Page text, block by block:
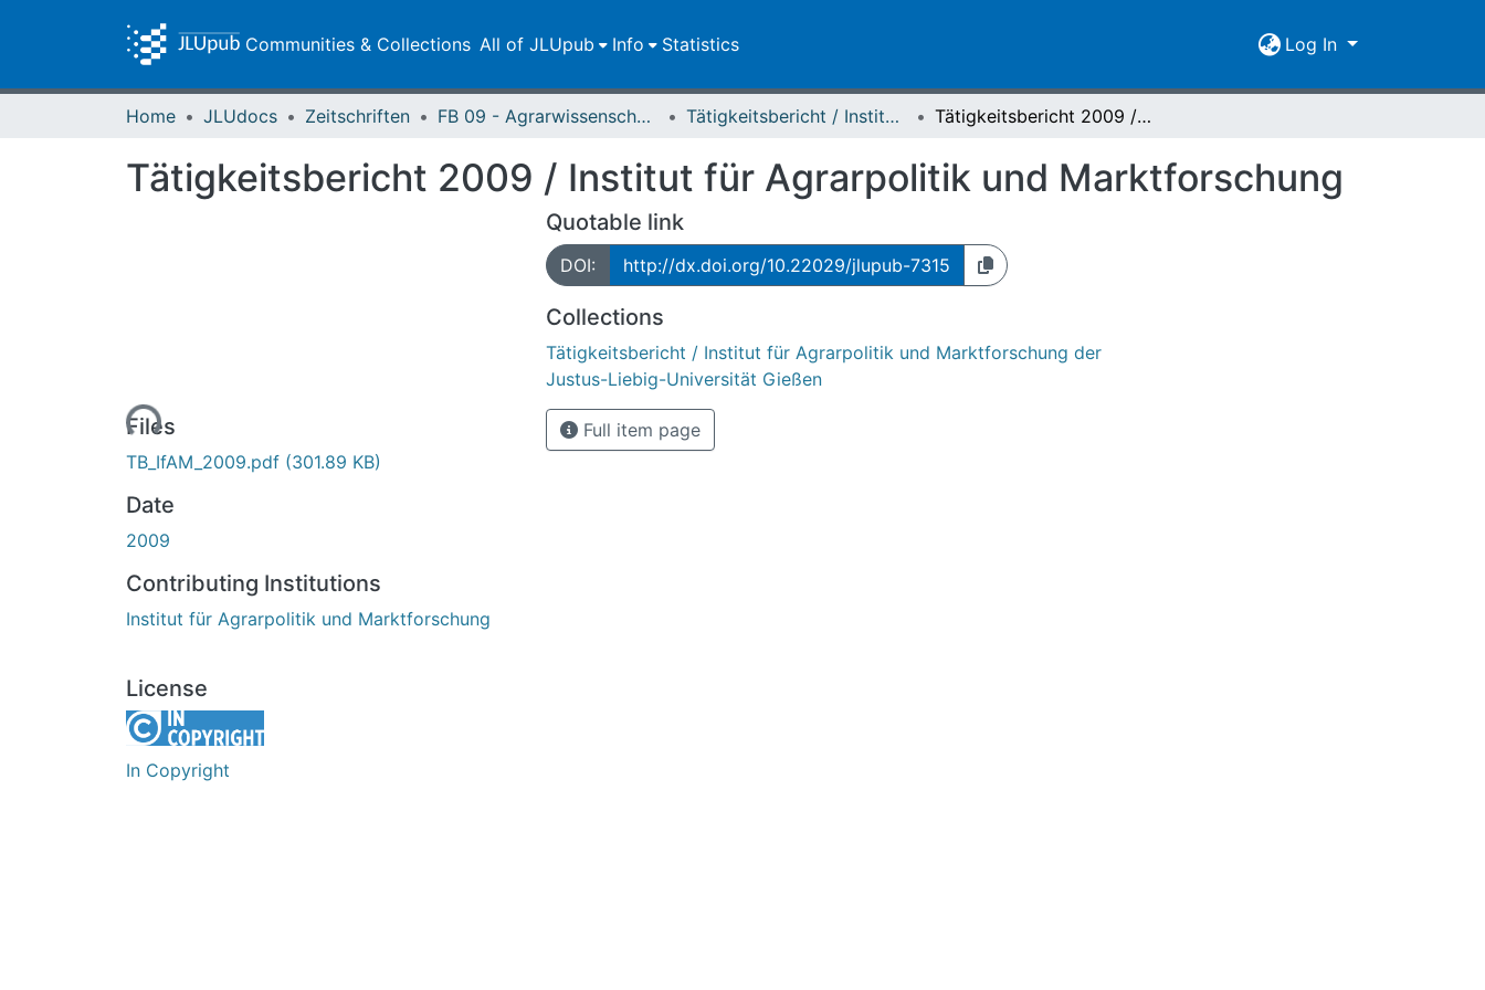
Communities & Collections All of JLUpub Info Statistics Log In
Home JLUdocs Zeitschriften FB 09 - Agrarwissenschaften, Ökotrophologie und Umweltmanagement Tätigkeitsbericht / Institut für Agrarpolitik und Marktforschung der Justus-Liebig-Universität Gießen Tätigkeitsbericht 2009 / Institut für Agrarpolitik und Marktforschung
Tätigkeitsbericht 2009 / Institut für Agrarpolitik und Marktforschung
Loading...
Files
TB_IfAM_2009.pdf (301.89 KB)
Date
2009
Contributing Institutions
Institut für Agrarpolitik und Marktforschung
License
In Copyright
Quotable link
DOI: http://dx.doi.org/10.22029/jlupub-7315
Collections
Tätigkeitsbericht / Institut für Agrarpolitik und Marktforschung der
Justus-Liebig-Universität Gießen
Full item page